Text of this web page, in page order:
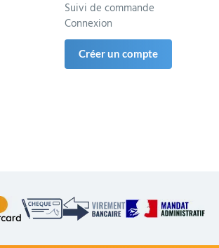
Suivi de commande
Connexion
Créer un compte